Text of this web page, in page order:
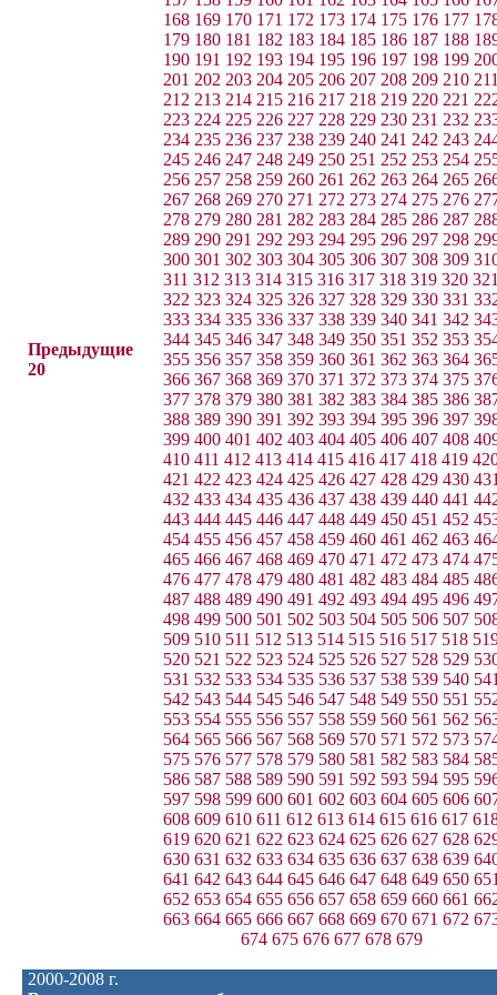
Предыдущие
20
168 169 170 171 172 173 174 175 176 177
179 180 181 182 183 184 185 186 187 188
190 191 192 193 194 195 196 197 198 199
201 202 203 204 205 206 207 208 209 210
212 213 214 215 216 217 218 219 220 221
223 224 225 226 227 228 229 230 231 232
234 235 236 237 238 239 240 241 242 243
245 246 247 248 249 250 251 252 253 254
256 257 258 259 260 261 262 263 264 265
267 268 269 270 271 272 273 274 275 276
278 279 280 281 282 283 284 285 286 287
289 290 291 292 293 294 295 296 297 298
300 301 302 303 304 305 306 307 308 309
311 312 313 314 315 316 317 318 319 320
322 323 324 325 326 327 328 329 330 331
333 334 335 336 337 338 339 340 341 342
344 345 346 347 348 349 350 351 352 353
355 356 357 358 359 360 361 362 363 364
366 367 368 369 370 371 372 373 374 375
377 378 379 380 381 382 383 384 385 386
388 389 390 391 392 393 394 395 396 397
399 400 401 402 403 404 405 406 407 408
410 411 412 413 414 415 416 417 418 419
421 422 423 424 425 426 427 428 429 430
432 433 434 435 436 437 438 439 440 441
443 444 445 446 447 448 449 450 451 452
454 455 456 457 458 459 460 461 462 463
465 466 467 468 469 470 471 472 473 474
476 477 478 479 480 481 482 483 484 485
487 488 489 490 491 492 493 494 495 496
498 499 500 501 502 503 504 505 506 507
509 510 511 512 513 514 515 516 517 518
520 521 522 523 524 525 526 527 528 529
531 532 533 534 535 536 537 538 539 540
542 543 544 545 546 547 548 549 550 551
553 554 555 556 557 558 559 560 561 562
564 565 566 567 568 569 570 571 572 573
575 576 577 578 579 580 581 582 583 584
586 587 588 589 590 591 592 593 594 595
597 598 599 600 601 602 603 604 605 606
608 609 610 611 612 613 614 615 616 617
619 620 621 622 623 624 625 626 627 628
630 631 632 633 634 635 636 637 638 639
641 642 643 644 645 646 647 648 649 650
652 653 654 655 656 657 658 659 660 661
663 664 665 666 667 668 669 670 671 672
674 675 676 677 678 679
2000-2008 г.